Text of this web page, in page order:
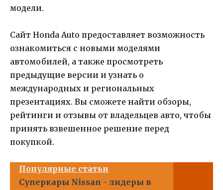
модели.
Сайт Honda Auto предоставляет возможность
ознакомиться с новыми моделями
автомобилей, а также просмотреть
предыдущие версии и узнать о
международных и региональных
презентациях. Bы сможете найти обзоры,
рейтинги и отзывы от владельцев авто, чтобы
принять взвешенное решение перед
покупкой.
Популярные статьи
Суперкары Nissan - лидеры в